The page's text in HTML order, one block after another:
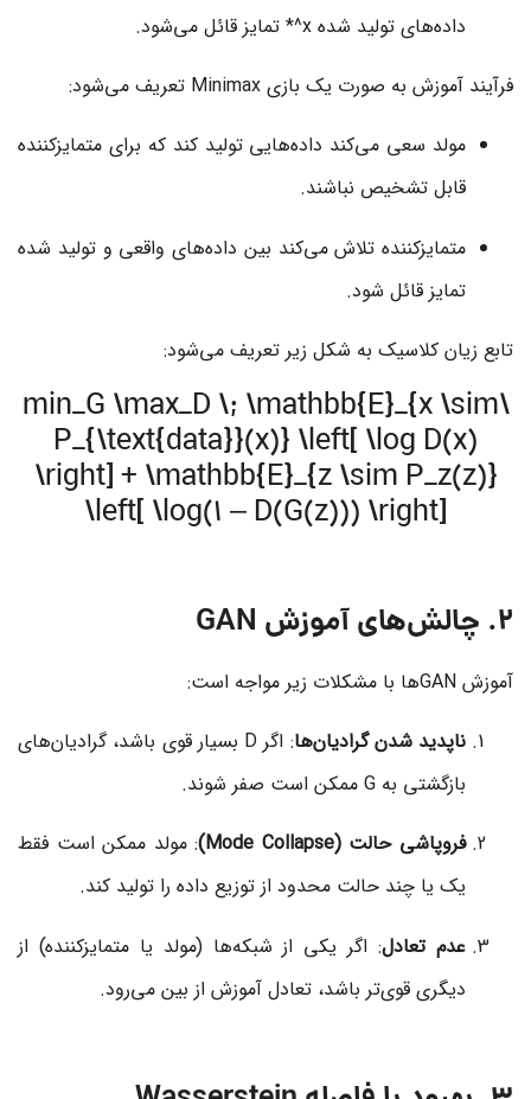
داده‌های تولید شده x^* تمایز قائل می‌شود.
فرآیند آموزش به صورت یک بازی Minimax تعریف می‌شود:
مولد سعی می‌کند داده‌هایی تولید کند که برای متمایزکننده
قابل تشخیص نباشند.
متمایزکننده تلاش می‌کند بین داده‌های واقعی و تولید شده
تمایز قائل شود.
تابع زیان کلاسیک به شکل زیر تعریف می‌شود:
\min_G \max_D \; \mathbb{E}_{x \sim
P_{\text{data}}(x)} \left[ \log D(x)
\right] + \mathbb{E}_{z \sim P_z(z)}
\left[ \log(1 – D(G(z))) \right]
2. چالش‌های آموزش GAN
آموزش GANها با مشکلات زیر مواجه است:
ناپدید شدن گرادیان‌ها: اگر D بسیار قوی باشد، گرادیان‌های
بازگشتی به G ممکن است صفر شوند.
فروپاشی حالت (Mode Collapse)
: مولد ممکن است فقط
یک یا چند حالت محدود از توزیع داده را تولید کند.
عدم تعادل: اگر یکی از شبکه‌ها (مولد یا متمایزکننده) از
دیگری قوی‌تر باشد، تعادل آموزش از بین می‌رود.